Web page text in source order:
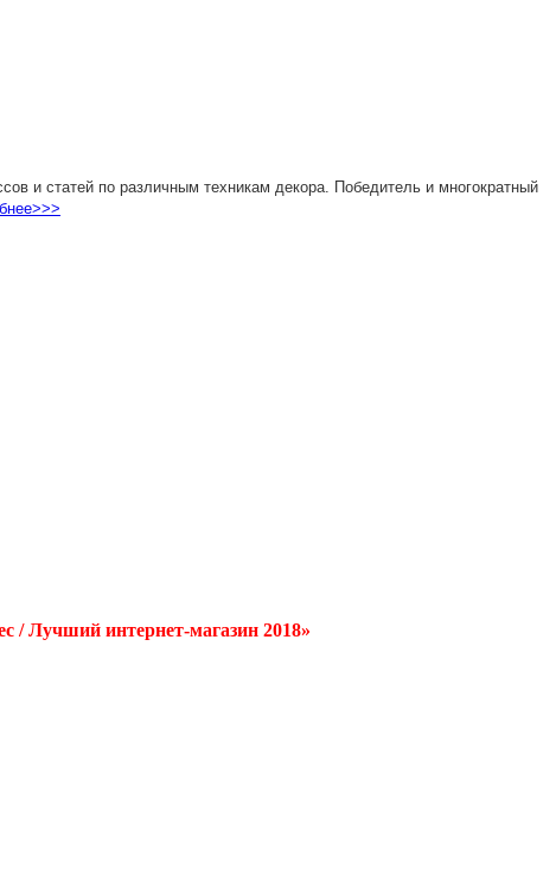
и статей по различным техникам декора. Победитель и многократный
/ Лучший интернет-магазин 2018»